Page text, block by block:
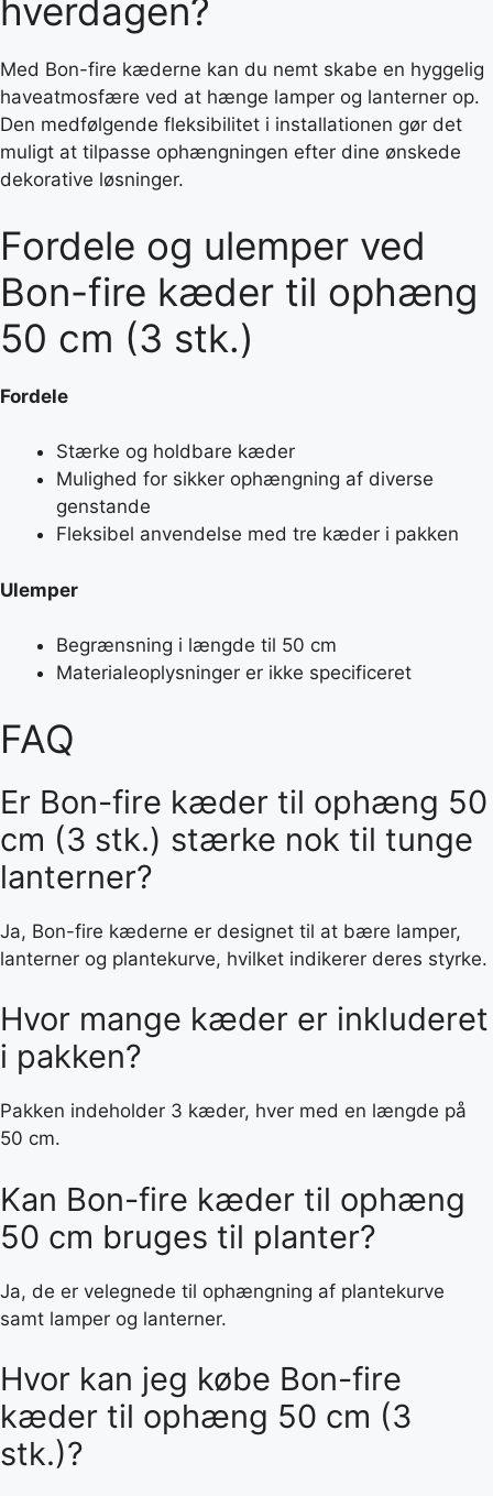
hverdagen?
Med Bon-fire kæderne kan du nemt skabe en hyggelig
haveatmosfære ved at hænge lamper og lanterner op.
Den medfølgende fleksibilitet i installationen gør det
muligt at tilpasse ophængningen efter dine ønskede
dekorative løsninger.
Fordele og ulemper ved
Bon-fire kæder til ophæng
50 cm (3 stk.)
Fordele
Stærke og holdbare kæder
Mulighed for sikker ophængning af diverse
genstande
Fleksibel anvendelse med tre kæder i pakken
Ulemper
Begrænsning i længde til 50 cm
Materialeoplysninger er ikke specificeret
FAQ
Er Bon-fire kæder til ophæng 50
cm (3 stk.) stærke nok til tunge
lanterner?
Ja, Bon-fire kæderne er designet til at bære lamper,
lanterner og plantekurve, hvilket indikerer deres styrke.
Hvor mange kæder er inkluderet
i pakken?
Pakken indeholder 3 kæder, hver med en længde på
50 cm.
Kan Bon-fire kæder til ophæng
50 cm bruges til planter?
Ja, de er velegnede til ophængning af plantekurve
samt lamper og lanterner.
Hvor kan jeg købe Bon-fire
kæder til ophæng 50 cm (3
stk.)?